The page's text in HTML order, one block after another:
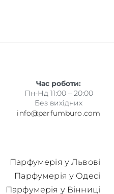
Час роботи:
Пн-Нд 11:00 – 20:00
Без вихідних
info@parfumburo.com
Парфумерія у Львові
Парфумерія у Одесі
Парфумерія у Вінниці